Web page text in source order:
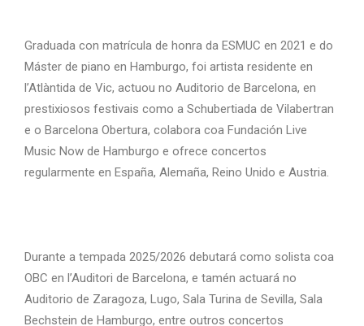
Graduada con matrícula de honra da ESMUC en 2021 e do
Máster de piano en Hamburgo, foi artista residente en
l’Atlàntida de Vic, actuou no Auditorio de Barcelona, en
prestixiosos festivais como a Schubertiada de Vilabertran
e o Barcelona Obertura, colabora coa Fundación Live
Music Now de Hamburgo e ofrece concertos
regularmente en España, Alemaña, Reino Unido e Austria.
Durante a tempada 2025/2026 debutará como solista coa
OBC en l’Auditori de Barcelona, e tamén actuará no
Auditorio de Zaragoza, Lugo, Sala Turina de Sevilla, Sala
Bechstein de Hamburgo, entre outros concertos